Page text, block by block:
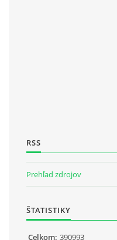
RSS
Prehľad zdrojov
ŠTATISTIKY
Celkom: 390993